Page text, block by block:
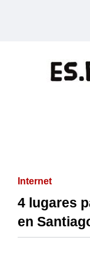
Internet
4 lugares
en